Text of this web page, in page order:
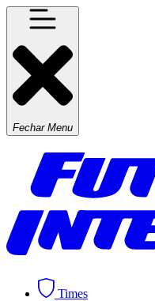
Fechar Menu
Times